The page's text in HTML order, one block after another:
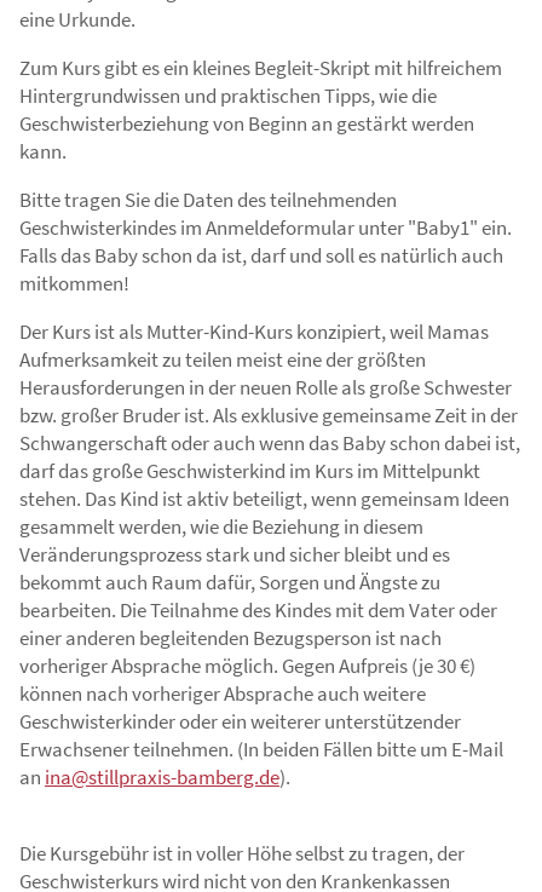
eine Urkunde.
Zum Kurs gibt es ein kleines Begleit-Skript mit hilfreichem
Hintergrundwissen und praktischen Tipps, wie die
Geschwisterbeziehung von Beginn an gestärkt werden
kann.
Bitte tragen Sie die Daten des teilnehmenden
Geschwisterkindes im Anmeldeformular unter "Baby1" ein.
Falls das Baby schon da ist, darf und soll es natürlich auch
mitkommen!
Der Kurs ist als Mutter-Kind-Kurs konzipiert, weil Mamas
Aufmerksamkeit zu teilen meist eine der größten
Herausforderungen in der neuen Rolle als große Schwester
bzw. großer Bruder ist. Als exklusive gemeinsame Zeit in der
Schwangerschaft oder auch wenn das Baby schon dabei ist,
darf das große Geschwisterkind im Kurs im Mittelpunkt
stehen. Das Kind ist aktiv beteiligt, wenn gemeinsam Ideen
gesammelt werden, wie die Beziehung in diesem
Veränderungsprozess stark und sicher bleibt und es
bekommt auch Raum dafür, Sorgen und Ängste zu
bearbeiten. Die Teilnahme des Kindes mit dem Vater oder
einer anderen begleitenden Bezugsperson ist nach
vorheriger Absprache möglich. Gegen Aufpreis (je 30 €)
können nach vorheriger Absprache auch weitere
Geschwisterkinder oder ein weiterer unterstützender
Erwachsener teilnehmen. (In beiden Fällen bitte um E-Mail
an ina@stillpraxis-bamberg.de).
Die Kursgebühr ist in voller Höhe selbst zu tragen, der
Geschwisterkurs wird nicht von den Krankenkassen